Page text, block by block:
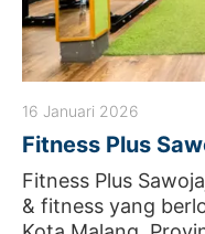
16 Januari 2026
Fitness Plus
Fitness Plus
& fitness yang